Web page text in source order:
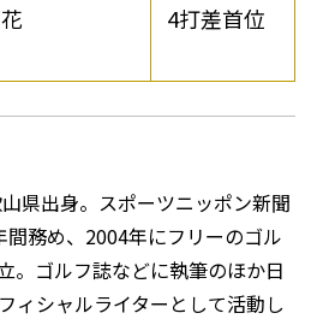
4打差首位
県出身。スポーツニッポン新聞
務め、2004年にフリーのゴル
。ゴルフ誌などに執筆のほか日
ィシャルライターとして活動し